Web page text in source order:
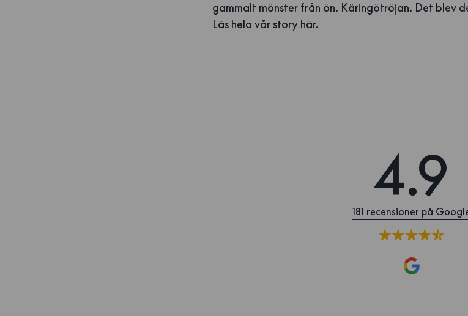
4.9
181 recensioner på
gammalt mönster från ön. Käringötröjan. Det blev
Läs hela vår story här.